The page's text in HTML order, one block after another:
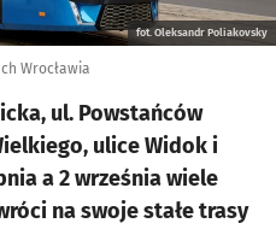
fot. Oleksandr Poliakovsky
Wrocławia
ul. Powstańców
ulice Widok i
a 2 września wiele
na swoje stałe trasy